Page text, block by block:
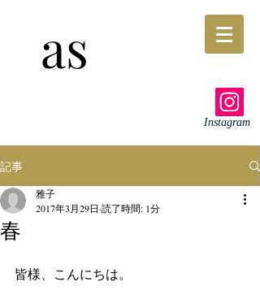
as
Instagram
記事
春
雅子
2017年3月29日 読了時間: 1分
皆様、こんにちは。